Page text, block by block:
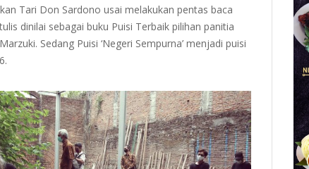
Tari Don Sardono usai melakukan pentas baca
dinilai sebagai buku Puisi Terbaik pilihan panitia
Sedang Puisi ‘Negeri Sempurna’ menjadi puisi